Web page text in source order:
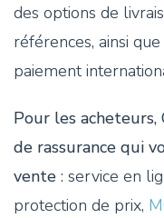
des options de
références, ainsi
paiement
Pour les
de rassurance qui
vente : service en
protection de prix,